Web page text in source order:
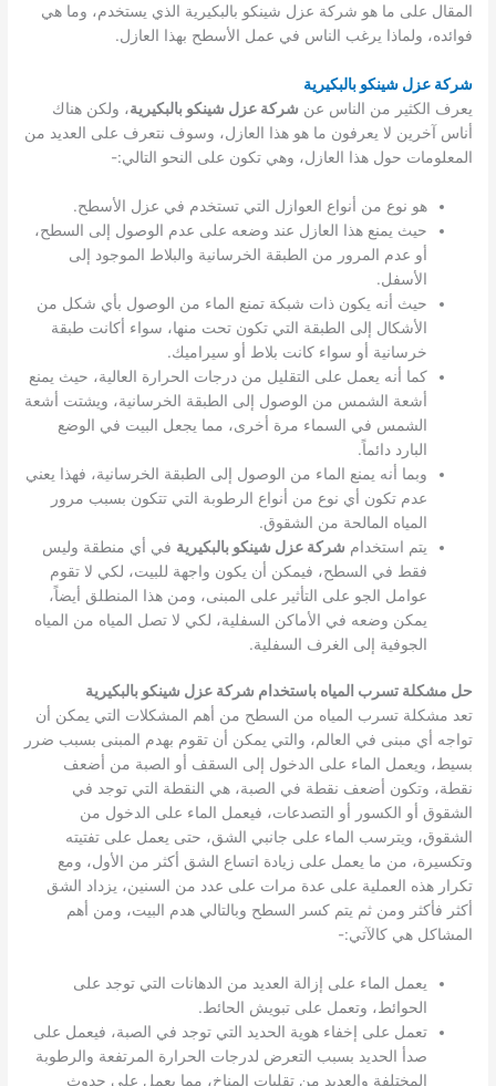
المقال على ما هو شركة عزل شينكو بالبكيرية الذي يستخدم، وما هي
فوائده، ولماذا يرغب الناس في عمل الأسطح بهذا العازل.
شركة عزل شينكو بالبكيرية
يعرف الكثير من الناس عن شركة عزل شينكو بالبكيرية، ولكن هناك
أناس آخرين لا يعرفون ما هو هذا العازل، وسوف نتعرف على العديد من
المعلومات حول هذا العازل، وهي تكون على النحو التالي:-
هو نوع من أنواع العوازل التي تستخدم في عزل الأسطح.
حيث يمنع هذا العازل عند وضعه على عدم الوصول إلى السطح،
أو عدم المرور من الطبقة الخرسانية والبلاط الموجود إلى
الأسفل.
حيث أنه يكون ذات شبكة تمنع الماء من الوصول بأي شكل من
الأشكال إلى الطبقة التي تكون تحت منها، سواء أكانت طبقة
خرسانية أو سواء كانت بلاط أو سيراميك.
كما أنه يعمل على التقليل من درجات الحرارة العالية، حيث يمنع
أشعة الشمس من الوصول إلى الطبقة الخرسانية، ويشتت أشعة
الشمس في السماء مرة أخرى، مما يجعل البيت في الوضع
البارد دائماً.
وبما أنه يمنع الماء من الوصول إلى الطبقة الخرسانية، فهذا يعني
عدم تكون أي نوع من أنواع الرطوبة التي تتكون بسبب مرور
المياه المالحة من الشقوق.
يتم استخدام شركة عزل شينكو بالبكيرية في أي منطقة وليس
فقط في السطح، فيمكن أن يكون واجهة للبيت، لكي لا تقوم
عوامل الجو على التأثير على المبنى، ومن هذا المنطلق أيضاً،
يمكن وضعه في الأماكن السفلية، لكي لا تصل المياه من المياه
الجوفية إلى الغرف السفلية.
حل مشكلة تسرب المياه باستخدام شركة عزل شينكو بالبكيرية
تعد مشكلة تسرب المياه من السطح من أهم المشكلات التي يمكن أن
تواجه أي مبنى في العالم، والتي يمكن أن تقوم بهدم المبنى بسبب ضرر
بسيط، ويعمل الماء على الدخول إلى السقف أو الصبة من أضعف
نقطة، وتكون أضعف نقطة في الصبة، هي النقطة التي توجد في
الشقوق أو الكسور أو التصدعات، فيعمل الماء على الدخول من
الشقوق، ويترسب الماء على جانبي الشق، حتى يعمل على تفتيته
وتكسيرة، من ما يعمل على زيادة اتساع الشق أكثر من الأول، ومع
تكرار هذه العملية على عدة مرات على عدد من السنين، يزداد الشق
أكثر فأكثر ومن ثم يتم كسر السطح وبالتالي هدم البيت، ومن أهم
المشاكل هي كالآتي:-
يعمل الماء على إزالة العديد من الدهانات التي توجد على
الحوائط، وتعمل على تبويش الحائط.
تعمل على إخفاء هوية الحديد التي توجد في الصبة، فيعمل على
صدأ الحديد بسبب التعرض لدرجات الحرارة المرتفعة والرطوبة
المختلفة والعديد من تقلبات المناخ، مما يعمل على حدوث